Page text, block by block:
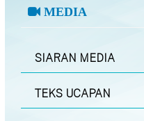
MEDIA
SIARAN MEDIA
TEKS UCAPAN